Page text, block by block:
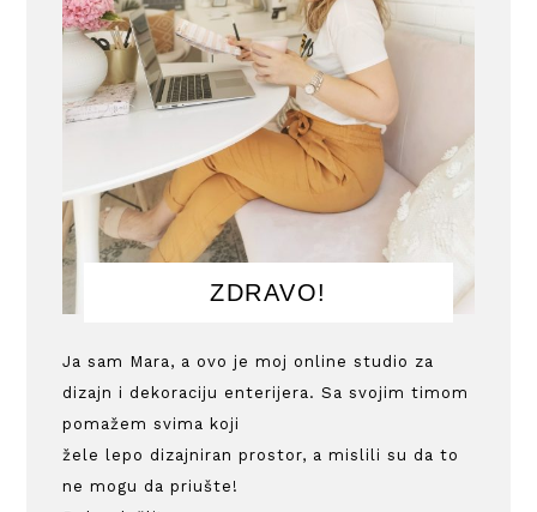
ZDRAVO!
Ja sam Mara, a ovo je moj online studio za
dizajn i dekoraciju enterijera. Sa svojim timom
pomažem svima koji
žele lepo dizajniran prostor, a mislili su da to
ne mogu da priušte!